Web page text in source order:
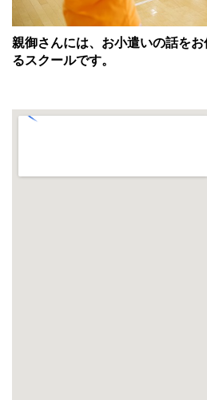
親御さんには、お小遣いの話を
るスクールです。